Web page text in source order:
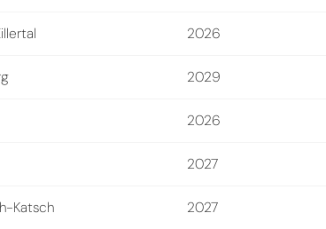
2026
2029
2026
2027
Katsch 2027